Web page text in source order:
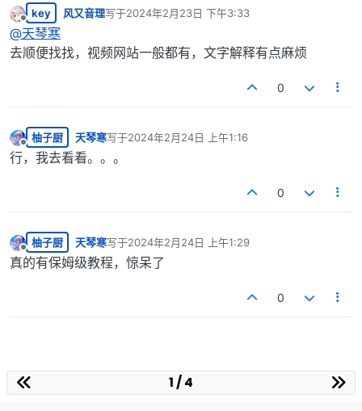
离线
key 风又音理写于2024年2月23日 下午3:33
最后由 编辑
@天琴寒
去顺便找找，视频网站一般都有，文字解释有点麻烦
0
离线
柚子厨 天琴寒写于2024年2月24日 上午1:16
最后由 编辑
行，我去看看。。。
0
离线
柚子厨 天琴寒写于2024年2月24日 上午1:29
最后由 编辑
真的有保姆级教程，惊呆了
0
1 / 4